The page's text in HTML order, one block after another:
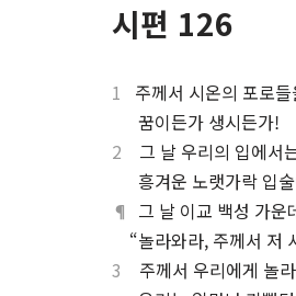
시편 126
1 주께서 시온의 포로
꿈이든가 생시든가!
2 그 날 우리의 입에서
흥겨운 노랫가락 입
¶ 그 날 이교 백성 가운
“놀라와라, 주께서 저
3 주께서 우리에게 놀